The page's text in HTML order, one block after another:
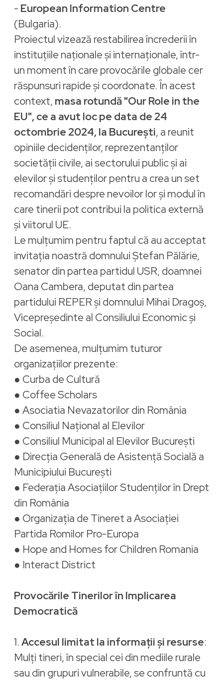
- European Information Centre
(Bulgaria).
Proiectul vizează restabilirea încrederii în
instituțiile naționale și internaționale, într-
un moment în care provocările globale cer
răspunsuri rapide și coordonate. În acest
context, masa rotundă "Our Role in the
EU", ce a avut loc pe data de 24
octombrie 2024, la București, a reunit
opiniile decidenților, reprezentanților
societății civile, ai sectorului public și ai
elevilor și studenților pentru a crea un set
recomandări despre nevoilor lor și modul în
care tinerii pot contribui la politica externă
și viitorul UE.
Le mulțumim pentru faptul că au acceptat
invitația noastră domnului Ștefan Pălărie,
senator din partea partidul USR, doamnei
Oana Cambera, deputat din partea
partidului REPER și domnului Mihai Dragoș,
Vicepreședinte al Consiliului Economic și
Social.
De asemenea, mulțumim tuturor
organizațiilor prezente:
● Curba de Cultură
● Coffee Scholars
● Asociatia Nevazatorilor din România
● Consiliul Național al Elevilor
● Consiliul Municipal al Elevilor București
● Direcția Generală de Asistență Socială a
Municipiului București
● Federația Asociațiilor Studenților în Drept
din România
● Organizația de Tineret a Asociației
Partida Romilor Pro-Europa
● Hope and Homes for Children Romania
● Interact District
Provocările Tinerilor în Implicarea
Democratică
1.Accesul limitat la informații și resurse:
Mulți tineri, în special cei din mediile rurale
sau din grupuri vulnerabile, se confruntă cu